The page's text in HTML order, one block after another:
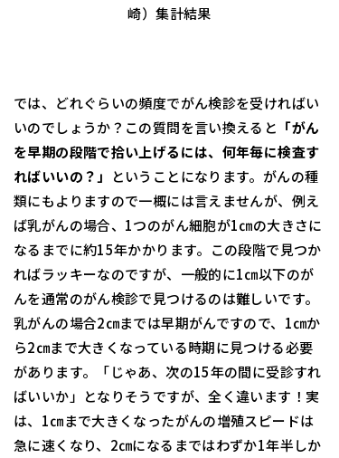
崎）集計結果
では、どれぐらいの頻度でがん検診を受ければい
いのでしょうか？この質問を言い換えると 「がん
を早期の段階で拾い上げるには、何年毎に検査す
ればいいの？」
ということになります。がんの種
類にもよりますので一概には言えませんが、例え
ば乳がんの場合、1つのがん細胞が1㎝の大きさに
なるまでに約15年かかります。この段階で見つか
ればラッキーなのですが、一般的に1㎝以下のが
んを通常のがん検診で見つけるのは難しいです。
乳がんの場合2㎝までは早期がんですので、1㎝か
ら2㎝まで大きくなっている時期に見つける必要
があります。「じゃあ、次の15年の間に受診すれ
ばいいか」となりそうですが、全く違います！実
は、1㎝まで大きくなったがんの増殖スピードは
急に速くなり、2㎝になるまではわずか1年半しか